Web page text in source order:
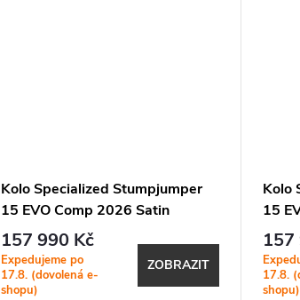
Kolo Specialized Stumpjumper
15 EVO Comp 2026 Satin
Sandstone Metallic
157 990 Kč
Expedujeme po
17.8. (dovolená e-
shopu)
ZOBRAZIT
Kolo
15
157
17.8.
shopu)